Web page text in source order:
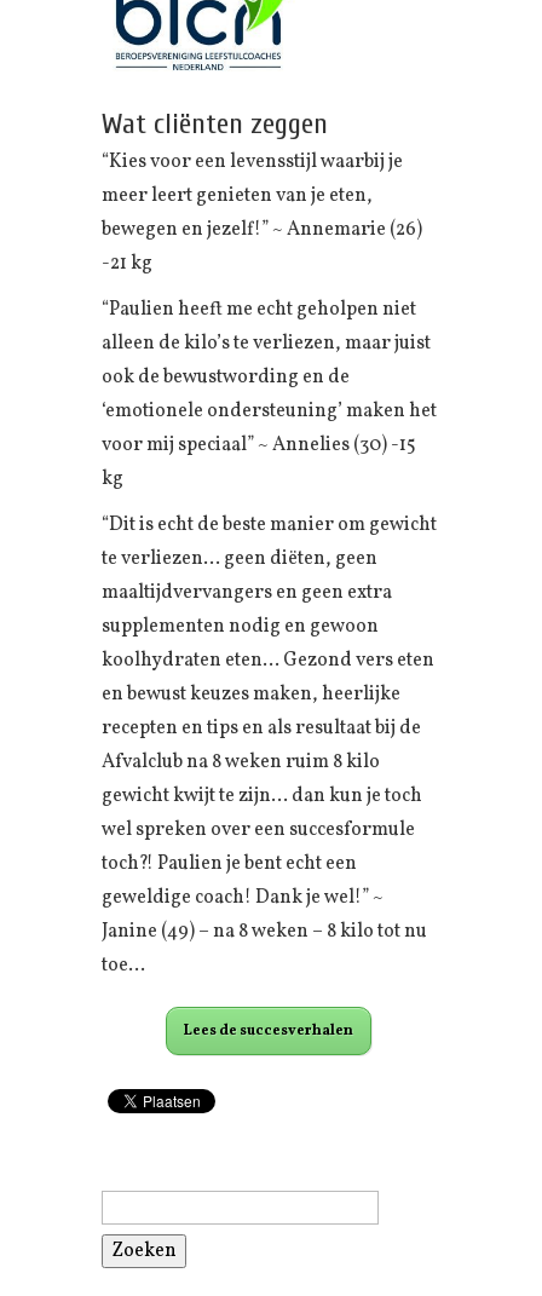
Wat cliënten zeggen
“Kies voor een levensstijl waarbij je
meer leert genieten van je eten,
bewegen en jezelf!” ~ Annemarie (26)
-21 kg
“Paulien heeft me echt geholpen niet
alleen de kilo’s te verliezen, maar juist
ook de bewustwording en de
‘emotionele ondersteuning’ maken het
voor mij speciaal” ~ Annelies (30) -15
kg
“Dit is echt de beste manier om gewicht
te verliezen… geen diëten, geen
maaltijdvervangers en geen extra
supplementen nodig en gewoon
koolhydraten eten… Gezond vers eten
en bewust keuzes maken, heerlijke
recepten en tips en als resultaat bij de
Afvalclub na 8 weken ruim 8 kilo
gewicht kwijt te zijn… dan kun je toch
wel spreken over een succesformule
toch?! Paulien je bent echt een
geweldige coach! Dank je wel!” ~
Janine (49) – na 8 weken – 8 kilo tot nu
toe…
Lees de succesverhalen
Zoeken